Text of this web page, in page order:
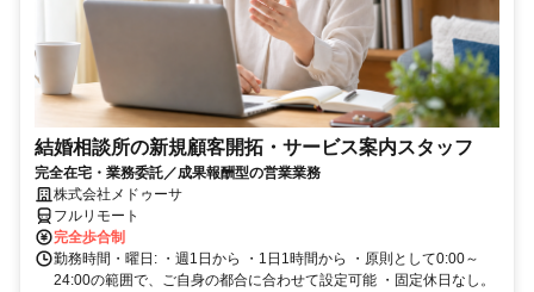
結婚相談所の新規顧客開拓・サービス案内スタッフ
完全在宅・業務委託／成果報酬型の営業業務
株式会社メドゥーサ
フルリモート
完全歩合制
勤務時間・曜日: ・週1日から ・1日1時間から ・原則として0:00～
24:00の範囲で、ご自身の都合に合わせて設定可能 ・固定休日なし。